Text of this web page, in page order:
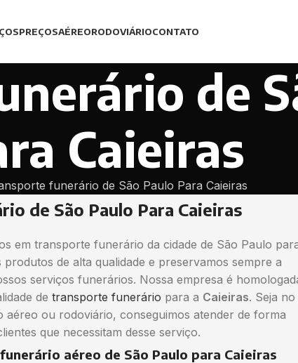
PREÇOSAÉREORODOVIÁRIOCONTATO
de
Caieiras
funerário de São Paulo Para Caieiras
de São Paulo Para Caieiras
em transporte funerário da cidade de São Paulo
produtos de alta qualidade e preservamos sempre a
serviços funerários. Nossa empresa é
de transporte funerário para a Caieiras. Seja no
ou rodoviário, conseguimos atender de forma
que necessitam desse serviço.
aéreo de São Paulo para Caieiras